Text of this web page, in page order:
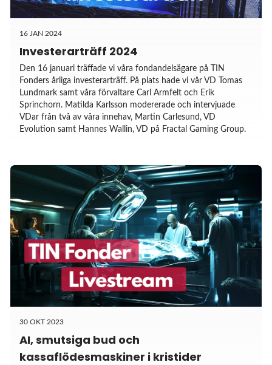
16 JAN 2024
Investerarträff 2024
Den 16 januari träffade vi våra fondandelsägare på TIN
Fonders årliga investerarträff. På plats hade vi vår VD Tomas
Lundmark samt våra förvaltare Carl Armfelt och Erik
Sprinchorn. Matilda Karlsson modererade och intervjuade
VDar från två av våra innehav, Martin Carlesund, VD
Evolution samt Hannes Wallin, VD på Fractal Gaming Group.
30 OKT 2023
AI, smutsiga bud och
kassaflödesmaskiner i kristider